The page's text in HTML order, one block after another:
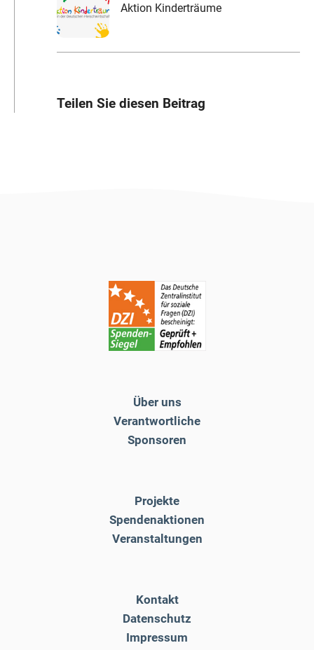
Aktion Kinderträume
Teilen Sie diesen Beitrag
Über uns
Verantwortliche
Sponsoren
Projekte
Spendenaktionen
Veranstaltungen
Kontakt
Datenschutz
Impressum